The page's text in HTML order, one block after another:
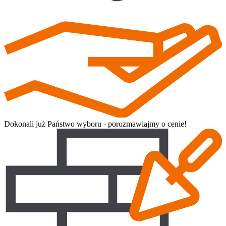
Dokonali już Państwo wyboru - porozmawiajmy o cenie!